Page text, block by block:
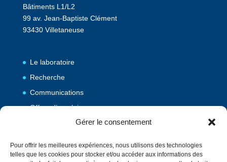
Gérer le consentement
Pour offrir les meilleures expériences, nous utilisons des technologies
telles que les cookies pour stocker et/ou accéder aux informations des
Bâtiments L1/L2
99 av. Jean-Baptiste Clément
93430 Villetaneuse
Le laboratoire
Recherche
Communications
Offres d’emploi
Publications
Vulgarisation